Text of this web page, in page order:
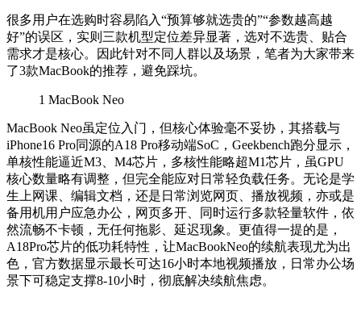
很多用户在选购时容易陷入“预算够就选贵的”“参数越高越
好”的误区，实则三款机型定位差异显著，选对不选贵、贴合
需求才是核心。因此针对不同人群以及场景，笔者为大家带来
了3款MacBook的推荐，避免踩坑。
1 MacBook Neo
MacBook Neo虽定位入门，但核心体验毫不妥协，其搭载与
iPhone16 Pro同源的A18 Pro移动端SoC，Geekbench跑分显示，
单核性能逼近M3、M4芯片，多核性能略超M1芯片，虽GPU
核心数量略有调整，但完全能应对日常轻负载任务。无论是学
生上网课、编辑文档，还是日常浏览网页、播放视频，亦或是
备用机用户应急办公，网页多开、同时运行多款轻量软件，依
然流畅不卡顿，无任何拖影、延迟现象。更值得一提的是，
A18Pro芯片的低功耗特性，让MacBookNeo的续航表现尤为出
色，官方数据显示最长可达16小时本地视频播放，日常办公场
景下可稳定支撑8-10小时，彻底解决续航焦虑。